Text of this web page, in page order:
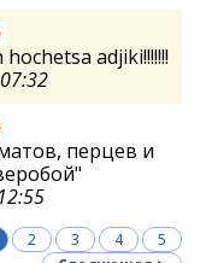
adjiki!!!!!!!
перцев и
2 3 4
5